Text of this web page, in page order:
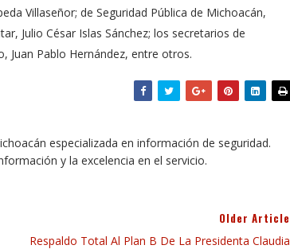
Villaseñor; de Seguridad Pública de Michoacán,
Julio César Islas Sánchez; los secretarios de
Juan Pablo Hernández, entre otros.
especializada en información de seguridad.
y la excelencia en el servicio.
Older Article
Respaldo Total Al Plan B De La Presidenta Claudia